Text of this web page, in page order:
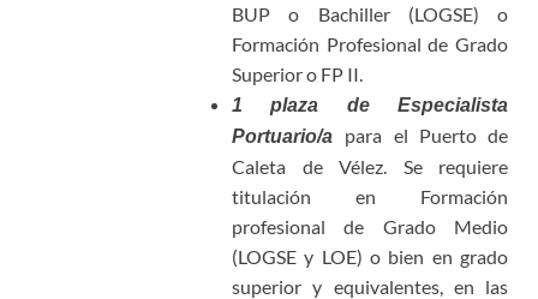
BUP o Bachiller (LOGSE) o
Formación Profesional de Grado
Superior o FP II.
1 plaza de Especialista
Portuario/a
para el Puerto de
Caleta de Vélez. Se requiere
titulación en Formación
profesional de Grado Medio
(LOGSE y LOE) o bien en grado
superior y equivalentes, en las